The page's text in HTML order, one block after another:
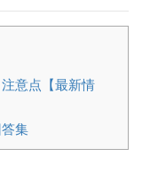
意点【最新情
集